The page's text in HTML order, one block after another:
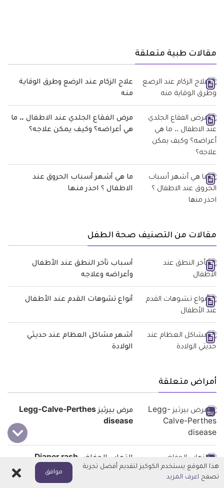
مقالات طبية متعلقة
علاج الزكام عند الرضع وطرق الوقاية
منه
مرض الفقاع الجلدي عند الاطفال .. ما
هي أعراضه؟ وكيف يمكن علاجه؟
ما هي أشهر أسباب الحروق عند
الاطفال ؟ احذر منها
مقالات من التصنيف صحة الطفل
أسباب تأخر النطق عند الأطفال
وأعراضه وعلاجه
أنواع تشوهات القدم عند الأطفال
أشهر مشاكل العظام عند حديثي
الولادة
أمراض متعلقة
مرض بيرثيز Legg-Calve-Perthes
disease
التهاب الحفاض Diaper rash
هذا الموقع يستخدم الكوكيز لتقديم أفضل تجربة
تصفح اعرف المزيد
موافق اغلاق